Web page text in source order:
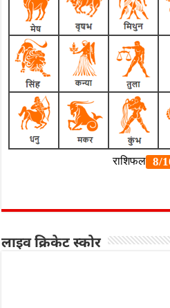
लाइव क्रिकेट स्कोर